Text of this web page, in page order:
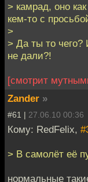
> камрад, оно
кем-то с
>
> Да ты то чего?
не дали?!
[смотрит
Zander »
#61 | 27.06.10 00:36
Кому: RedFelix,
> В самолёт её
нормальные